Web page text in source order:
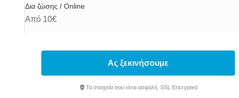
Δια ζώσης / Online
Από 10€
Ας ξεκινήσουμε
Τα στοιχεία σου είναι ασφαλή. SSL Encrypted